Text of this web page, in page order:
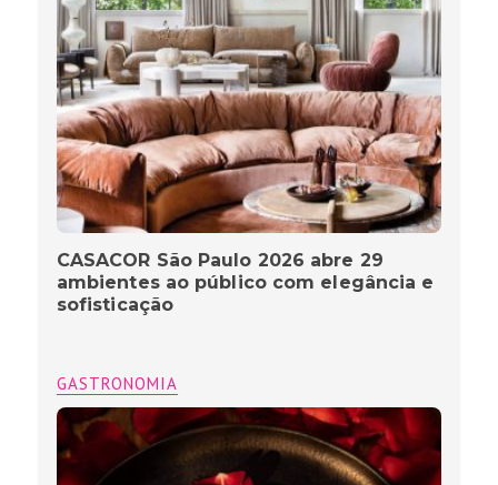
CASACOR São Paulo 2026 abre 29
ambientes ao público com elegância e
sofisticação
GASTRONOMIA